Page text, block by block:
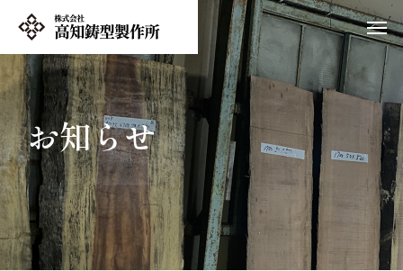
お知らせ